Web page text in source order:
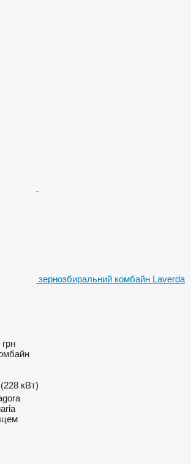
зернозбиральний комбайн Laverda
кВт)